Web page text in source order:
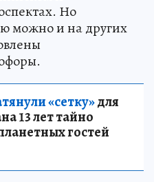
Но
можно и на других
«сетку»для
13 лет тайно
гостей